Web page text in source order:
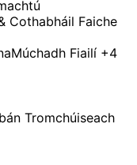
Cothabháil Faiche
Múchadh Fiailí +4
Tromchúiseach